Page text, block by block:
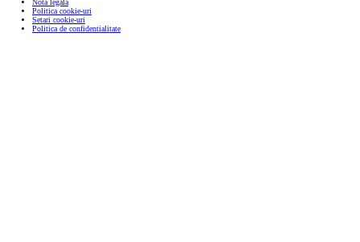
Nota legala
Politica cookie-uri
Setari cookie-uri
Politica de confidentialitate